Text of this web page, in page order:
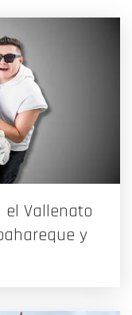
el Vallenato
y